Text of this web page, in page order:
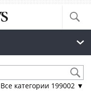
Все категории 199002 ▼